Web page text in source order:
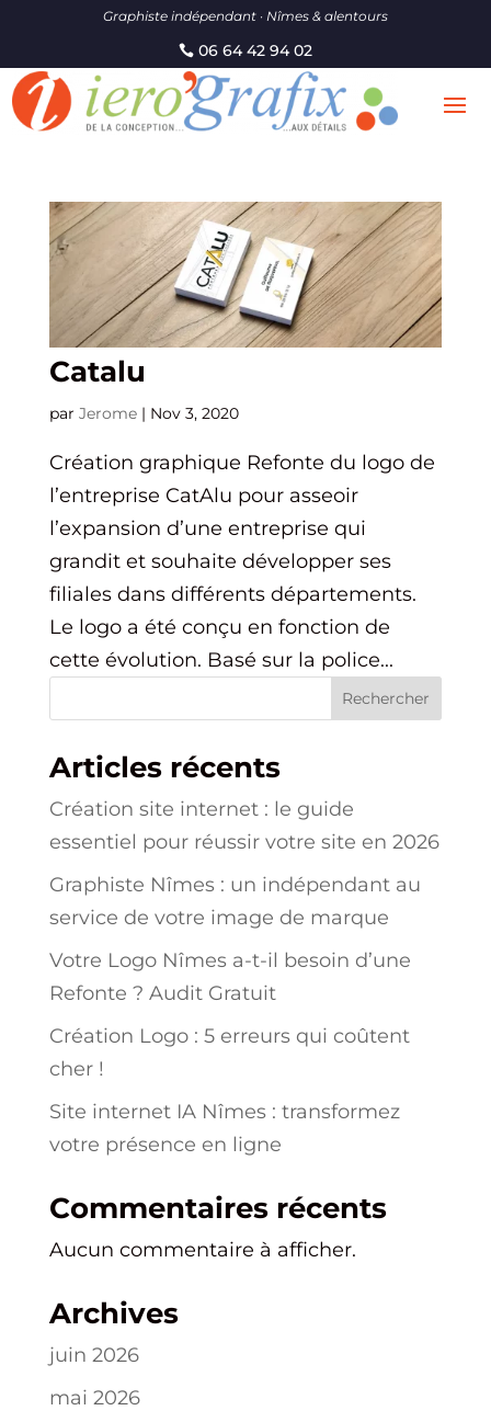
Graphiste indépendant · Nîmes & alentours
06 64 42 94 02
Catalu
par Jerome| Nov 3, 2020
Création graphique Refonte du logo de
l’entreprise CatAlu pour asseoir
l’expansion d’une entreprise qui
grandit et souhaite développer ses
filiales dans différents départements.
Le logo a été conçu en fonction de
cette évolution. Basé sur la police...
Rechercher
Articles récents
Création site internet : le guide
essentiel pour réussir votre site en 2026
Graphiste Nîmes : un indépendant au
service de votre image de marque
Votre Logo Nîmes a-t-il besoin d’une
Refonte ? Audit Gratuit
Création Logo : 5 erreurs qui coûtent
cher !
Site internet IA Nîmes : transformez
votre présence en ligne
Commentaires récents
Aucun commentaire à afficher.
Archives
juin 2026
mai 2026